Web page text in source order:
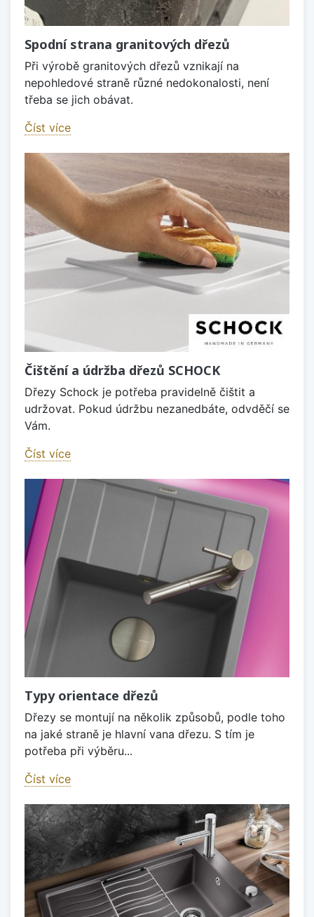
Spodní strana granitových dřezů
Při výrobě granitových dřezů vznikají na
nepohledové straně různé nedokonalosti, není
třeba se jich obávat.
Číst více
Čištění a údržba dřezů SCHOCK
Dřezy Schock je potřeba pravidelně čištit a
udržovat. Pokud údržbu nezanedbáte, odvděčí se
Vám.
Číst více
Typy orientace dřezů
Dřezy se montují na několik způsobů, podle toho
na jaké straně je hlavní vana dřezu. S tím je
potřeba při výběru...
Číst více